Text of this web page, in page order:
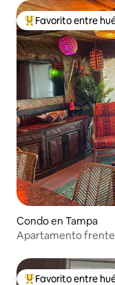
Favorito entre
Favorito entre
Condo en Tampa
Apartamento frente
Favorito entre